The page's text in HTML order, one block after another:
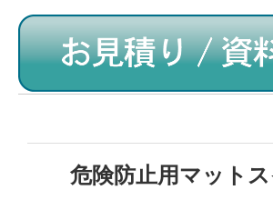
徹底した品質管理
危険防止用マット